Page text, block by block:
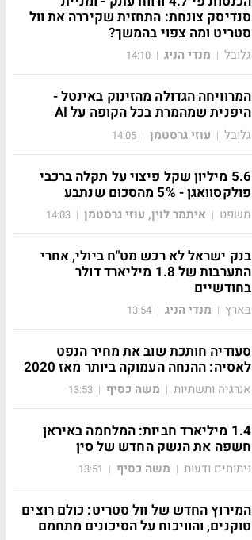
סנדיסק צונחת: התחזית שקיררה את וול
סטריט ומה צפוי בהמשך?
גלובל | מנדי הניג |
14:10
המרוויחה הגדולה מהזינוק באינטל -
היפנית שמהמרת בכל הקופה על AI
גלובל | עוזי גרסטמן |
14:05
5.6 מיליון שקל פיצוי על תקלה ברכבי
פולקסוואגן - 5% מהסכום שנתבע
משפט | איתמר לוין, עוזי גרסטמן |
14:03
בנק ישראל לא רכש מט"ח ביולי, אחרי
התערבות של 1.8 מיליארד דולר
בחודשיים
בארץ | מנדי הניג |
13:54
סעודיה חותכת שוב את מחיר הנפט
לאסיה: ההנחה העמוקה ביותר מאז 2020
אנרגיה ותשתיות | משה כסיף |
13:53
1.4 מיליארד חביות: המלחמה באיראן
חשפה את הנשק החדש של סין
ניתוחים ודעות | משה כסיף |
13:51
המירוץ החדש של וול סטריט: כולם רוצים
טוקנים, והוויכוח על הסיכונים מתחמם